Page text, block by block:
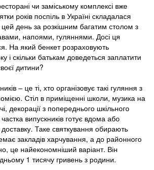
чи заміському комплексі вже
років поспіль в Україні складалася
цей день за розкішним багатим столом з
напоями, гуляннями. Досі ця
На який бенкет розраховують
і скільки батькам доведеться заплатити
дитини?
– це ті, хто організовує такі гуляння з
Стіл в приміщенні школи, музика на
декорації з попереднього шкільного
випускників готує вдома або
Таке святкування обирають
закладів харчування, а до районного
це найекономніший варіант. Він
1 тисячу гривень з родини.